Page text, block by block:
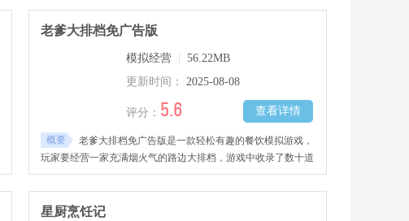
丰富多样的食材选择，可自由搭配组合，创造出各式美味佳肴，
快来下载体验食神的一生吧！
老爹大排档免广告版
模拟经营
56.22MB
更新时间：
2025-08-08
查看详情
评分： 5.6
概要
老爹大排档免广告版是一款轻松有趣的餐饮模拟游戏，
玩家要经营一家充满烟火气的路边大排档，游戏中收录了数十道
地道的中式夜市美食配方，玩家要根据顾客订单快速完成烹饪，
随着生意兴隆可以逐步扩大店面规模，升级厨房设备，喜欢的朋
友快来下载吧！
星厨烹饪记